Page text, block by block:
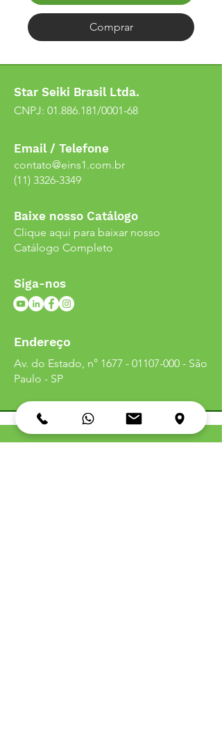
Comprar
Star Seiki Brasil Ltda.
CNPJ: 01.886.181/0001-68
Email / Telefone
contato@eins1.com.br
(11) 3326-3349
Baixe nosso Catálogo
Clique aqui para baixar nosso
Catálogo Completo
Siga-nos
Endereço
Av. do Estado, n° 1677 - 01107-000 - São
Paulo - SP